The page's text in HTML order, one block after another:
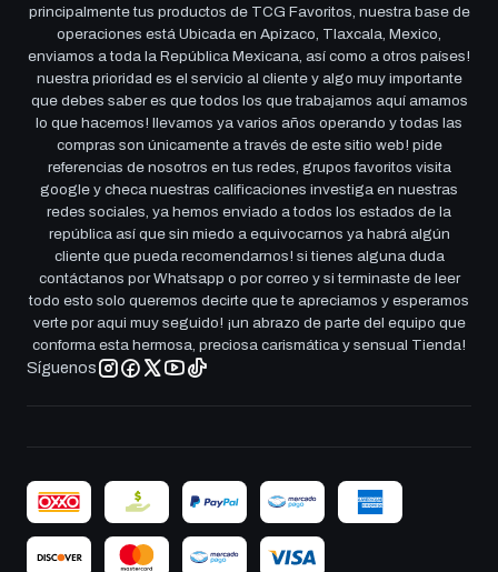
principalmente tus productos de TCG Favoritos, nuestra base de
operaciones está Ubicada en Apizaco, Tlaxcala, Mexico,
enviamos a toda la República Mexicana, así como a otros países!
nuestra prioridad es el servicio al cliente y algo muy importante
que debes saber es que todos los que trabajamos aquí amamos
lo que hacemos! llevamos ya varios años operando y todas las
compras son únicamente a través de este sitio web! pide
referencias de nosotros en tus redes, grupos favoritos visita
google y checa nuestras calificaciones investiga en nuestras
redes sociales, ya hemos enviado a todos los estados de la
república así que sin miedo a equivocarnos ya habrá algún
cliente que pueda recomendarnos! si tienes alguna duda
contáctanos por Whatsapp o por correo y si terminaste de leer
todo esto solo queremos decirte que te apreciamos y esperamos
verte por aqui muy seguido! ¡un abrazo de parte del equipo que
conforma esta hermosa, preciosa carismática y sensual Tienda!
Síguenos